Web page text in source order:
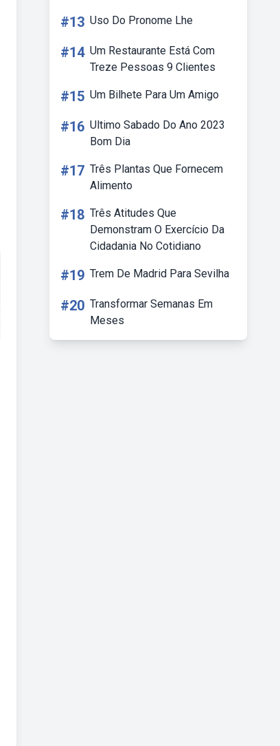
#13 Uso Do Pronome Lhe
#14 Um Restaurante Está Com
Treze Pessoas 9 Clientes
#15 Um Bilhete Para Um Amigo
#16 Ultimo Sabado Do Ano 2023
Bom Dia
#17 Três Plantas Que Fornecem
Alimento
#18 Três Atitudes Que
Demonstram O Exercício Da
Cidadania No Cotidiano
#19 Trem De Madrid Para Sevilha
#20 Transformar Semanas Em
Meses